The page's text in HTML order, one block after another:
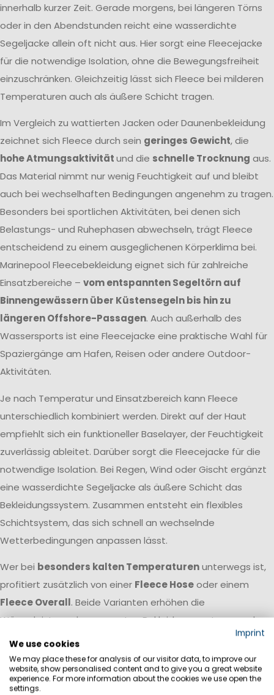
innerhalb kurzer Zeit. Gerade morgens, bei längeren Törns
oder in den Abendstunden reicht eine wasserdichte
Segeljacke allein oft nicht aus. Hier sorgt eine Fleecejacke
für die notwendige Isolation, ohne die Bewegungsfreiheit
einzuschränken. Gleichzeitig lässt sich Fleece bei milderen
Temperaturen auch als äußere Schicht tragen.
Im Vergleich zu wattierten Jacken oder Daunenbekleidung
zeichnet sich Fleece durch sein geringes Gewicht, die
hohe Atmungsaktivitätund die schnelle Trocknung aus.
Das Material nimmt nur wenig Feuchtigkeit auf und bleibt
auch bei wechselhaften Bedingungen angenehm zu tragen.
Besonders bei sportlichen Aktivitäten, bei denen sich
Belastungs- und Ruhephasen abwechseln, trägt Fleece
entscheidend zu einem ausgeglichenen Körperklima bei.
Marinepool Fleecebekleidung eignet sich für zahlreiche
Einsatzbereiche – vom entspannten Segeltörn auf
Binnengewässern über Küstensegeln bis hin zu
längeren Offshore-Passagen. Auch außerhalb des
Wassersports ist eine Fleecejacke eine praktische Wahl für
Spaziergänge am Hafen, Reisen oder andere Outdoor-
Aktivitäten.
Je nach Temperatur und Einsatzbereich kann Fleece
unterschiedlich kombiniert werden. Direkt auf der Haut
empfiehlt sich ein funktioneller Baselayer, der Feuchtigkeit
zuverlässig ableitet. Darüber sorgt die Fleecejacke für die
notwendige Isolation. Bei Regen, Wind oder Gischt ergänzt
eine wasserdichte Segeljacke als äußere Schicht das
Bekleidungssystem. Zusammen entsteht ein flexibles
Schichtsystem, das sich schnell an wechselnde
Wetterbedingungen anpassen lässt.
Wer bei besonders kalten Temperaturenunterwegs ist,
profitiert zusätzlich von einer Fleece Hoseoder einem
Fleece Overall. Beide Varianten erhöhen die
Wärmeleistung des gesamten Bekleidungssystems und
eignen sich insbesondere für lange Törns, Wintersegeln
oder den Einsatz unter einem Trockenanzug. Während eine
Fleece Hose gezielt die Beine isoliert und sich flexibel mit
verschiedenen Jacken kombinieren lässt, bietet ein Fleece
Imprint
We use cookies
We may place these for analysis of our visitor data, to improve our
website, show personalised content and to give you a great website
experience. For more information about the cookies we use open the
settings.